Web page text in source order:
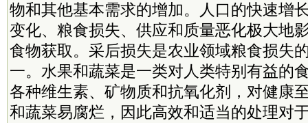
物和其他基本需求的增加。人口的快速增
变化、粮食损失、供应和质量恶化极大地
食物获取。采后损失是农业领域粮食损失
一。水果和蔬菜是一类对人类特别有益的
各种维生素、矿物质和抗氧化剂，对健康
和蔬菜易腐烂，因此高效和适当的处理对